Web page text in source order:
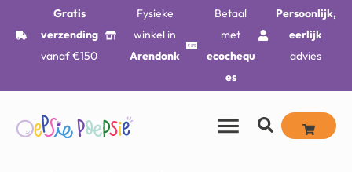
Gratis
verzending
vanaf €150
Fysieke
winkel in
Arendonk
Betaal
met
ecochequ
es
Persoonlijk,
eerlijk
advies